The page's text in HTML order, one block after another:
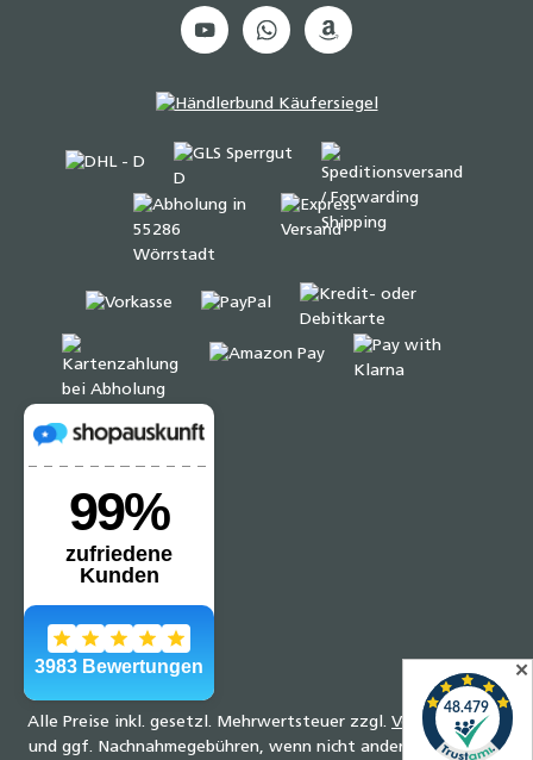
Alle Preise inkl. gesetzl. Mehrwertsteuer zzgl. Versandkosten
und ggf. Nachnahmegebühren, wenn nicht anders angegeben.
✕